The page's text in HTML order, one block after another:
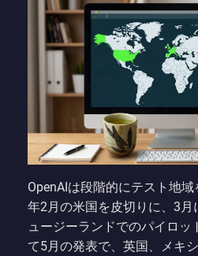
OpenAIは段階的にテスト地
年2月の米国を皮切りに、3月
ュージーランドでのパイロッ
て5月の発表で、英国、メキ